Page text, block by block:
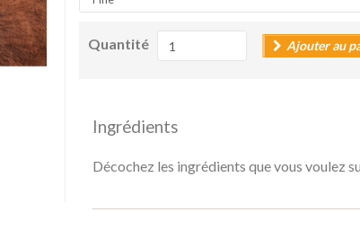
Quantité Ajouter au
Ingrédients
Décochez les ingrédients que vous voulez